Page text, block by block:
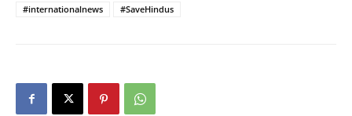
#internationalnews
#SaveHindus